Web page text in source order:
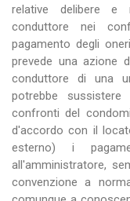
relative delibere e
conduttore nei
pagamento degli
prevede una azione
conduttore di una
potrebbe
confronti del
d'accordo con il
esterno) i
all'amministratore,
convenzione a